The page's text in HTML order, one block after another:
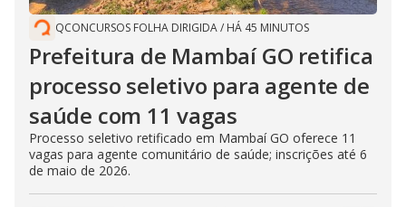
QCONCURSOS FOLHA DIRIGIDA/ HÁ 45 MINUTOS
Prefeitura de Mambaí GO retifica
processo seletivo para agente de
saúde com 11 vagas
Processo seletivo retificado em Mambaí GO oferece 11
vagas para agente comunitário de saúde; inscrições até 6
de maio de 2026.